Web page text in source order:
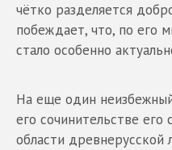
чётко разделяется
побеждает, что, по его
стало особенно
На еще один
его сочинительстве
области древнерусской